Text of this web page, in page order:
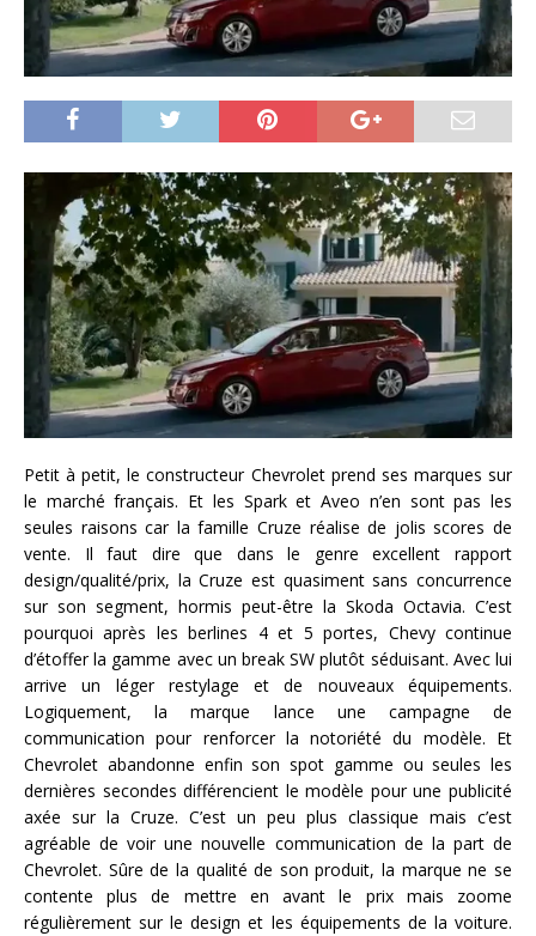
Petit à petit, le constructeur Chevrolet prend ses marques sur
le marché français. Et les Spark et Aveo n’en sont pas les
seules raisons car la famille Cruze réalise de jolis scores de
vente. Il faut dire que dans le genre excellent rapport
design/qualité/prix, la Cruze est quasiment sans concurrence
sur son segment, hormis peut-être la Skoda Octavia. C’est
pourquoi après les berlines 4 et 5 portes, Chevy continue
d’étoffer la gamme avec un break SW plutôt séduisant. Avec lui
arrive un léger restylage et de nouveaux équipements.
Logiquement, la marque lance une campagne de
communication pour renforcer la notoriété du modèle. Et
Chevrolet abandonne enfin son spot gamme ou seules les
dernières secondes différencient le modèle pour une publicité
axée sur la Cruze. C’est un peu plus classique mais c’est
agréable de voir une nouvelle communication de la part de
Chevrolet. Sûre de la qualité de son produit, la marque ne se
contente plus de mettre en avant le prix mais zoome
régulièrement sur le design et les équipements de la voiture.